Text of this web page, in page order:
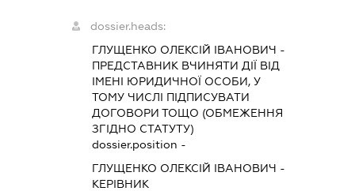
dossier.heads:
ГЛУЩЕНКО ОЛЕКСІЙ ІВАНОВИЧ -
ПРЕДСТАВНИК ВЧИНЯТИ ДІЇ ВІД
ІМЕНІ ЮРИДИЧНОЇ ОСОБИ, У
ТОМУ ЧИСЛІ ПІДПИСУВАТИ
ДОГОВОРИ ТОЩО (ОБМЕЖЕННЯ
ЗГІДНО СТАТУТУ)
dossier.position -
ГЛУЩЕНКО ОЛЕКСІЙ ІВАНОВИЧ -
КЕРІВНИК